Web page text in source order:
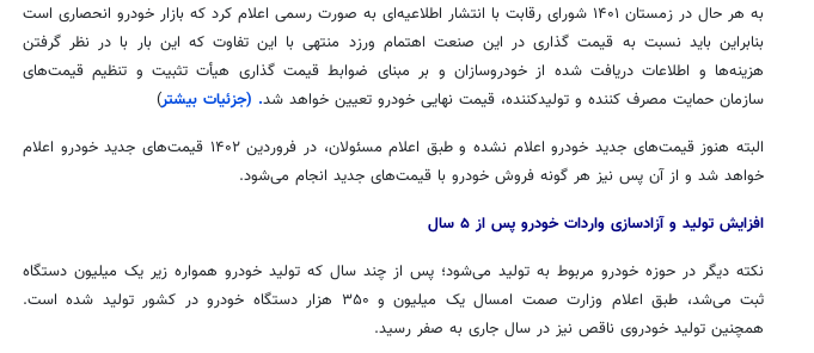
به هر حال در زمستان ۱۴۰۱ شورای رقابت با انتشار اطلاعیه‌ای به صورت رسمی اعلام کرد که بازار خودرو انحصاری است
بنابراین باید نسبت به قیمت گذاری در این صنعت اهتمام ورزد منتهی با این تفاوت که این بار با در نظر گرفتن
هزینه‌ها و اطلاعات دریافت شده از خودروسازان و بر مبنای ضوابط قیمت گذاری هیأت تثبیت و تنظیم قیمت‌های
سازمان حمایت مصرف کننده و تولیدکننده، قیمت نهایی خودرو تعیین خواهد شد. (جزئیات بیشتر)
البته هنوز قیمت‌های جدید خودرو اعلام نشده و طبق اعلام مسئولان، در فروردین ۱۴۰۲ قیمت‌های جدید خودرو اعلام
خواهد شد و از آن پس نیز هر گونه فروش خودرو با قیمت‌های جدید انجام می‌شود.
افزایش تولید و آزادسازی واردات خودرو پس از ۵ سال
نکته دیگر در حوزه خودرو مربوط به تولید می‌شود؛ پس از چند سال که تولید خودرو همواره زیر یک میلیون دستگاه
ثبت می‌شد، طبق اعلام وزارت صمت
امسال یک میلیون و ۳۵۰ هزار دستگاه خودرو در کشور تولید شده است.
همچنین تولید خودروی ناقص نیز در سال جاری به صفر رسید.
روزنامه‌های صبح شنبه ۱۷ مرداد ۱۴۰۵ روزنامه‌های اقتصادی شنبه ۱۷ مرداد ۱۴۰۵